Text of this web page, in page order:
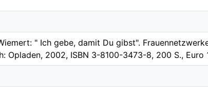
" Ich gebe, damit Du gibst".
Opladen, 2002, ISBN 3-8100-3473-8, 200 S., Euro